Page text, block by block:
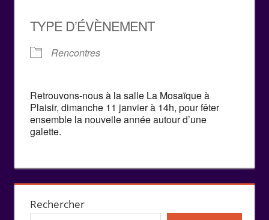
TYPE D’ÉVÈNEMENT
Rencontres
Retrouvons-nous à la salle La Mosaïque à
Plaisir, dimanche 11 janvier à 14h, pour fêter
ensemble la nouvelle année autour d’une
galette.
Rechercher